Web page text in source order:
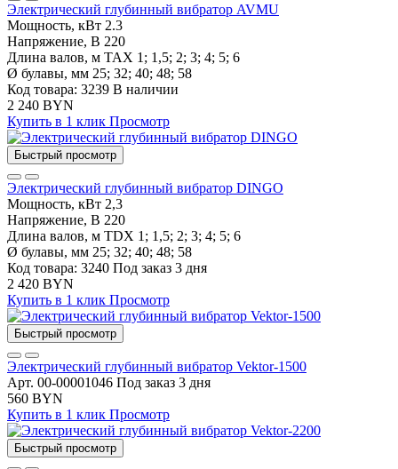
Электрический глубинный вибратор AVMU
Мощность, кВт 2.3
Напряжение, В 220
Длина валов, м TAX 1; 1,5; 2; 3; 4; 5; 6
Ø булавы, мм 25; 32; 40; 48; 58
Код товара: 3239 В наличии
2 240 BYN
Купить в 1 клик Просмотр
Быстрый просмотр
Электрический глубинный вибратор DINGO
Мощность, кВт 2,3
Напряжение, В 220
Длина валов, м TDX 1; 1,5; 2; 3; 4; 5; 6
Ø булавы, мм 25; 32; 40; 48; 58
Код товара: 3240 Под заказ 3 дня
2 420 BYN
Купить в 1 клик Просмотр
Быстрый просмотр
Электрический глубинный вибратор Vektor-1500
Арт. 00-00001046 Под заказ 3 дня
560 BYN
Купить в 1 клик Просмотр
Быстрый просмотр